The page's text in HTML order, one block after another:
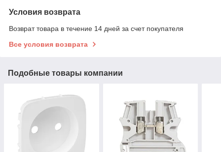
Условия возврата
Возврат товара в течение 14 дней за счет покупателя
Все условия возврата
Подобные товары компании